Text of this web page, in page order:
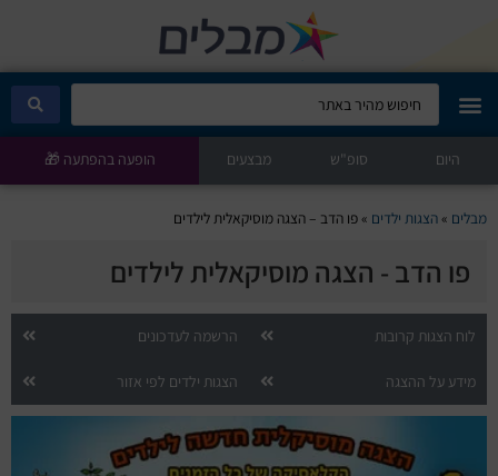
מבלים קלאב
הופעות היום
סטנדאפ
הצגות ילדים
הופעות חיות
הצגות תיאטרון
היום סופ"ש מבצעים הופעה בהפתעה 🎁
מבלים »הצגות ילדים »פו הדב – הצגה מוסיקאלית לילדים
פו הדב - הצגה מוסיקאלית לילדים
לוח הצגות קרובות הרשמה לעדכונים
מידע על ההצגה הצגות ילדים לפי אזור